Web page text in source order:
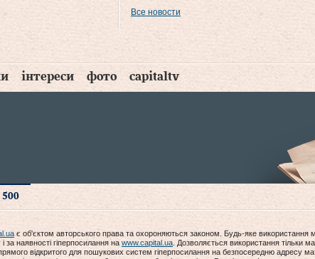
Все новости
інтереси фото capitaltv
є об'єктом авторського права та охороняються законом. Будь-яке використання
за наявності гіперпосилання на www.capital.ua . Дозволяється використання тільки
відкритого для пошукових систем гіперпосилання на безпосередню адресу